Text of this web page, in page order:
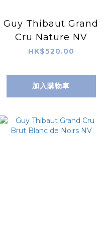
Guy Thibaut Grand
Cru Nature NV
HK$520.00
加入購物車